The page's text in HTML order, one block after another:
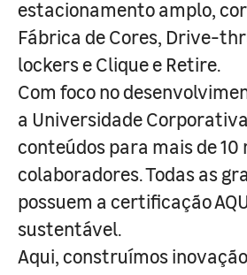
estacionamento amplo,
Fábrica de Cores, Drive-
lockers e Clique e Retire.
Com foco no
a Universidade
conteúdos para mais de 10
colaboradores. Todas as
possuem a certificação
sustentável.
Aqui, construímos